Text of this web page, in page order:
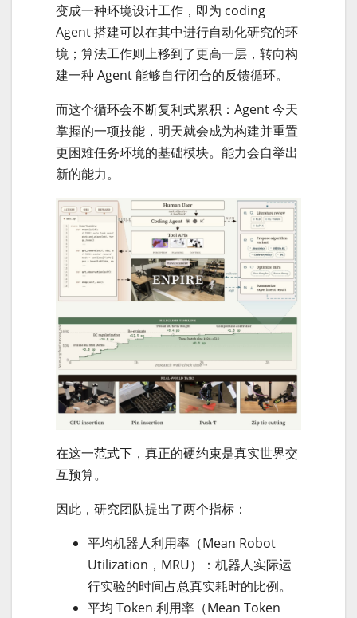
变成一种环境设计工作，即为 coding
Agent 搭建可以在其中进行自动化研究的环
境；算法工作则上移到了更高一层，转向构
建一种 Agent 能够自行闭合的反馈循环。
而这个循环会不断复利式累积：Agent 今天
掌握的一项技能，明天就会成为构建并重置
更困难任务环境的基础模块。能力会自举出
新的能力。
在这一范式下，真正的硬约束是真实世界交
互预算。
因此，研究团队提出了两个指标：
平均机器人利用率（Mean Robot
Utilization，MRU）：机器人实际运
行实验的时间占总真实耗时的比例。
平均 Token 利用率（Mean Token